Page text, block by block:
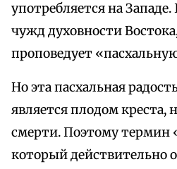
употребляется на Западе.
чужд духовности
проповедует
Но эта пасхальная
является плодом креста,
смерти. Поэтому термин
который действительно